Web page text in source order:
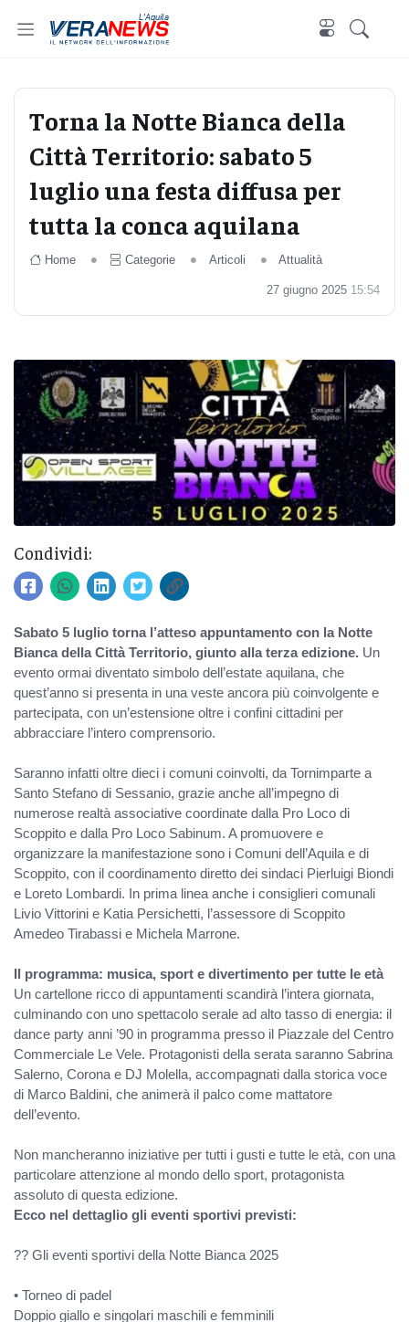
L'Aquila
Torna la Notte Bianca della
Città Territorio: sabato 5
luglio una festa diffusa per
tutta la conca aquilana
Home Categorie Articoli Attualità
27 giugno 2025 15:54
Condividi:
Sabato 5 luglio torna l’atteso appuntamento con la Notte
Bianca della Città Territorio, giunto alla terza edizione. Un
evento ormai diventato simbolo dell’estate aquilana, che
quest’anno si presenta in una veste ancora più coinvolgente e
partecipata, con un’estensione oltre i confini cittadini per
abbracciare l’intero comprensorio.
Saranno infatti oltre dieci i comuni coinvolti, da Tornimparte a
Santo Stefano di Sessanio, grazie anche all’impegno di
numerose realtà associative coordinate dalla Pro Loco di
Scoppito e dalla Pro Loco Sabinum. A promuovere e
organizzare la manifestazione sono i Comuni dell’Aquila e di
Scoppito, con il coordinamento diretto dei sindaci Pierluigi Biondi
e Loreto Lombardi. In prima linea anche i consiglieri comunali
Livio Vittorini e Katia Persichetti, l’assessore di Scoppito
Amedeo Tirabassi e Michela Marrone.
Il programma: musica, sport e divertimento per tutte le età
Un cartellone ricco di appuntamenti scandirà l’intera giornata,
culminando con uno spettacolo serale ad alto tasso di energia: il
dance party anni ’90 in programma presso il Piazzale del Centro
Commerciale Le Vele. Protagonisti della serata saranno Sabrina
Salerno, Corona e DJ Molella, accompagnati dalla storica voce
di Marco Baldini, che animerà il palco come mattatore
dell’evento.
Non mancheranno iniziative per tutti i gusti e tutte le età, con una
particolare attenzione al mondo dello sport, protagonista
assoluto di questa edizione.
Ecco nel dettaglio gli eventi sportivi previsti:
?? Gli eventi sportivi della Notte Bianca 2025
• Torneo di padel
Doppio giallo e singolari maschili e femminili